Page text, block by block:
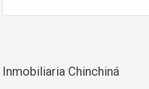
Inmobiliaria Chinchiná